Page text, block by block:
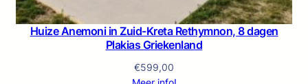
Huize Anemoni in Zuid-Kreta Rethymnon, 8 dagen
Plakias Griekenland
€599,00